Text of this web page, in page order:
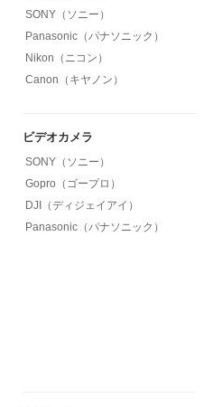
SONY（ソニー）
Panasonic（パナソニック）
Nikon（ニコン）
Canon（キヤノン）
ビデオカメラ
SONY（ソニー）
Gopro（ゴープロ）
DJI（ディジェイアイ）
Panasonic（パナソニック）